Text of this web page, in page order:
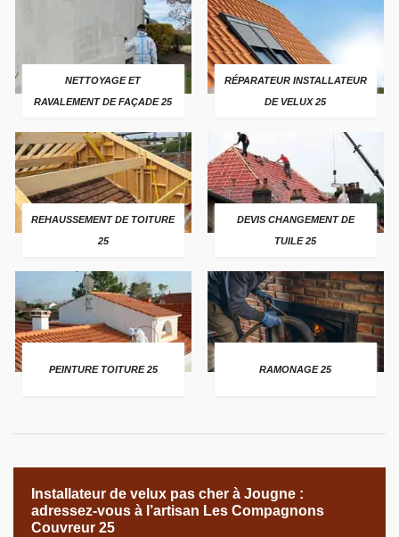
NETTOYAGE ET
RAVALEMENT DE FAÇADE 25
RÉPARATEUR INSTALLATEUR
DE VELUX 25
REHAUSSEMENT DE TOITURE
25
DEVIS CHANGEMENT DE
TUILE 25
PEINTURE TOITURE 25 RAMONAGE 25
Installateur de velux pas cher à Jougne :
adressez-vous à l’artisan Les Compagnons
Couvreur 25